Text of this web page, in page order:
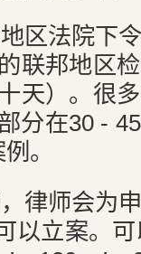
区法院下
联邦地区
天）。很
分在30 -
。
律师会为
以立案。